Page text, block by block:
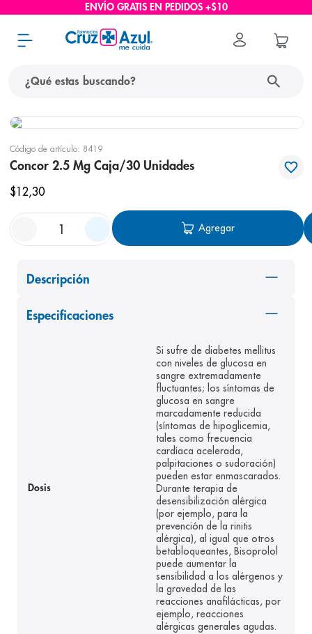
ENVÍO GRATIS EN PEDIDOS +$10
Código de artículo: 8419
Concor 2.5 Mg Caja/30 Unidades
$12,30
Agregar
Descripción
Especificaciones
Dosis
Si sufre de diabetes mellitus
con niveles de glucosa en
sangre extremadamente
fluctuantes; los síntomas de
glucosa en sangre
marcadamente reducida
(síntomas de hipoglicemia,
tales como frecuencia
cardíaca acelerada,
palpitaciones o sudoración)
pueden estar enmascarados.
Durante terapia de
desensibilización alérgica
(por ejemplo, para la
prevención de la rinitis
alérgica), al igual que otros
betabloqueantes, Bisoprolol
puede aumentar la
sensibilidad a los alérgenos y
la gravedad de las
reacciones anafilácticas, por
ejemplo, reacciones
alérgicas generales agudas.
términos más buscados
6. shampoo